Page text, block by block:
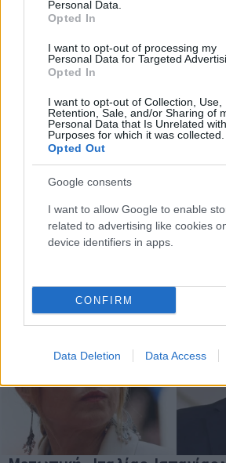
Personal Data.
Opted In
I want to opt-out of processing my
Personal Data for Targeted
Opted In
I want to opt-out of Collection, Use,
Retention, Sale, and/or Sharing of
Personal Data that Is Unrelated
Purposes for which it was collected.
Opted Out
Google consents
I want to allow Google to enable
related to advertising like cookies
device identifiers in apps.
CONFIRM
Data Deletion Data Access
07.08.2026